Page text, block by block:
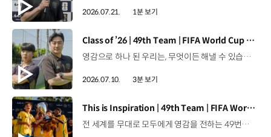
2026.07.21. 1분 보기
[동영상]
Class of ’26 | 49th Team | FIFA World Cup 2026™
영감으로 하나 된 우리는, 무엇이든 해낼 수 있습니다.세계 곳곳에서 모인 2026년의 주인공들이 FIFA 월드컵™ 오피셜 매치볼 캐리어로 꿈의 무대에 섰습니다. 자세히 보기 ▶ #Kia #InspirationConnectsUsAll #49thTeam #OMBC #FIFAWorldCup2026 유튜브 쇼츠 보기 >
2026.07.10. 3분 보기
[동영상]
This is Inspiration | 49th Team | FIFA World Cup 2026™
전 세계를 무대로 모두에게 영감을 전하는 49번째 팀.FIFA 월드컵 2026™을 향한 여정 속, 이제 사람들의 시선은 이 어린 스타들에게 향합니다. 자세히 보기 ▶ #Kia #InspirationConnectsUsAll #49thTeam #OMBC #FIFAWorldCup2026 유튜브 쇼츠 보기 >